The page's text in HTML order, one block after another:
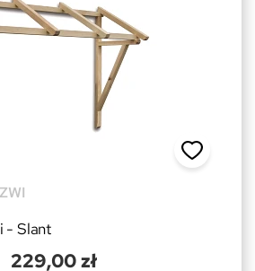
- Slant
229,00 zł